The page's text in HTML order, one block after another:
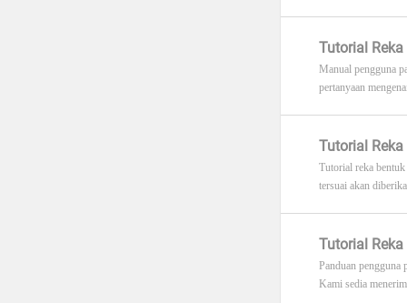
Tutorial
Manual pengguna
pertanyaan
Tutorial Reka
Tutorial reka
tersuai akan
Tutorial
Panduan pengguna
Kami sedia